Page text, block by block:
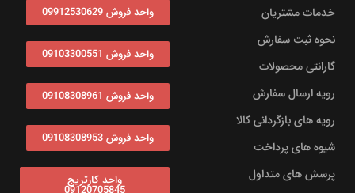
خدمات مشتریان
نحوه ثبت سفارش
گارانتی محصولات
رویه ارسال سفارش
رویه های بازگردانی کالا
شیوه های پرداخت
پرسش های متداول
واحد فروش 09912530629
واحد فروش 09103300551
واحد فروش 09108308961
واحد فروش 09108308953
واحد کارتریج